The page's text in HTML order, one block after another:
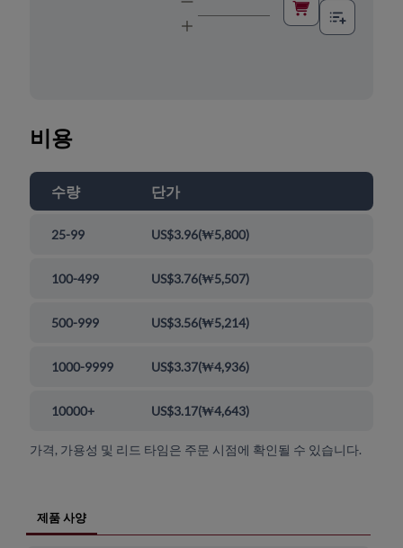
비용
수량 단가
25-99 US$3.96(₩5,800)
100-499 US$3.76(₩5,507)
500-999 US$3.56(₩5,214)
1000-9999 US$3.37(₩4,936)
10000+ US$3.17(₩4,643)
가격, 가용성 및 리드 타임은 주문 시점에 확인될 수 있습니다.
제품 사양